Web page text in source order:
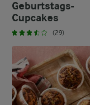
Geburtstags-
Cupcakes
(29)